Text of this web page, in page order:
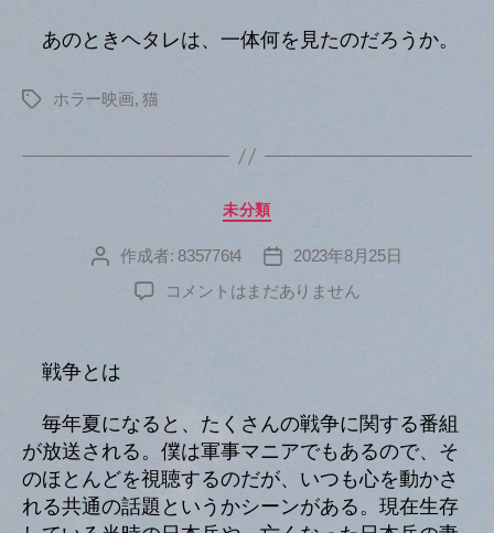
あのときヘタレは、一体何を見たのだろうか。
タ
ホラー映画,猫
カ
ゴ
リ
ー
未分類
投
作成者: 835776t4
投
稿
日
2023年8月25日
へ
コメントはまだありません
戦争とは
毎年夏になると、たくさんの戦争に関する番組
が放送される。僕は軍事マニアでもあるので、そ
のほとんどを視聴するのだが、いつも心を動かさ
れる共通の話題というかシーンがある。現在生存